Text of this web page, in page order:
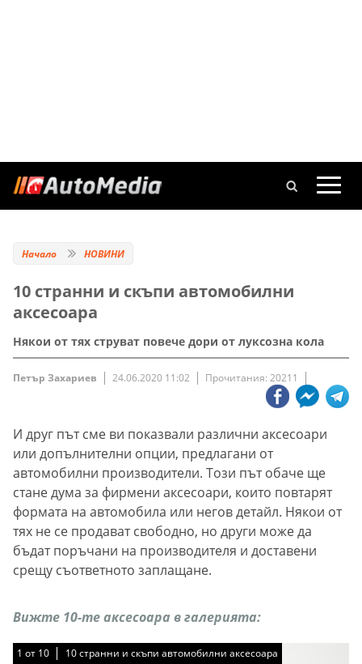
Начало НОВИНИ
10 странни и скъпи автомобилни
аксесоара
Някои от тях струват повече дори от луксозна кола
Петър Захариев 24.06.2020 11:02 Прочитания: 20211
И друг път сме ви показвали различни аксесоари
или допълнителни опции, предлагани от
автомобилни производители. Този път обаче ще
стане дума за фирмени аксесоари, които повтарят
формата на автомобила или негов детайл. Някои от
тях не се продават свободно, но други може да
бъдат поръчани на производителя и доставени
срещу съответното заплащане.
Вижте 10-те аксесоара в галерията:
1 от 10 10 странни и скъпи автомобилни аксесоара
1 от 10 10 странни и скъпи автомобилни аксесоара
1 от 10 10 странни и скъпи автомобилни аксесоара
1 от 10 10 странни и скъпи автомобилни аксесоара
1 от 10 10 странни и скъпи автомобилни аксесоара
1 от 10 10 странни и скъпи автомобилни аксесоара
1 от 10 10 странни и скъпи автомобилни аксесоара
1 от 10 10 странни и скъпи автомобилни аксесоара
1 от 10 10 странни и скъпи автомобилни аксесоара
1 от 10 10 странни и скъпи автомобилни аксесоара